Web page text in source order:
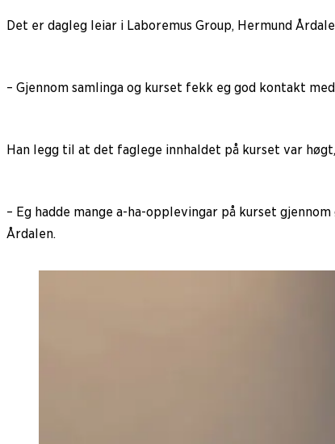
Det er dagleg leiar i Laboremus Group, Hermund
– Gjennom samlinga og kurset fekk eg god kontakt
Han legg til at det faglege innhaldet på kurset var
– Eg hadde mange a-ha-opplevingar på kurset
Årdalen.